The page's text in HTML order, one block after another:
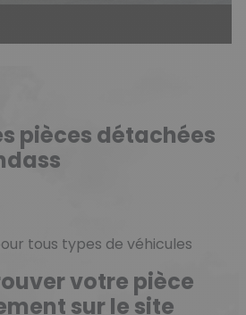
pièces détachées
tous types de véhicules
votre pièce
sur le site